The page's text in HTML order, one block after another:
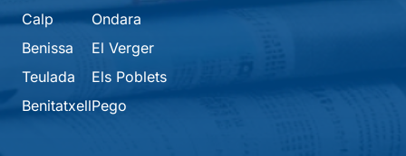
Calp
Benissa
Teulada
Benitatxell
Ondara
El Verger
Els Poblets
Pego